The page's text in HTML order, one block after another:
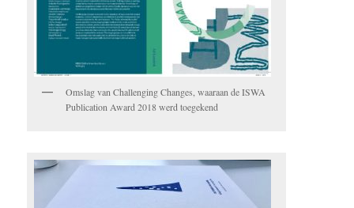
Omslag van Challenging Changes, waaraan de ISWA
Publication Award 2018 werd toegekend